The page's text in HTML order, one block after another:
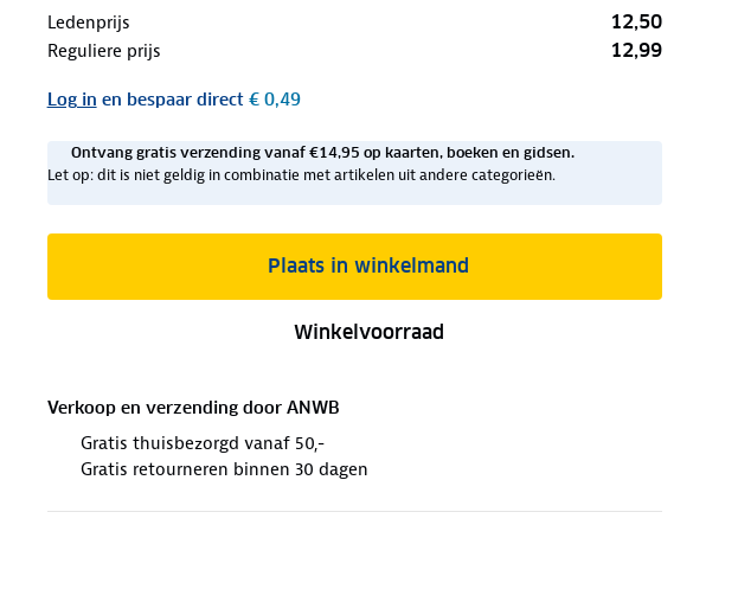
Ledenprijs 12,50
Reguliere prijs 12,99
Log in en bespaar direct€ 0,49
Ontvang gratis verzending vanaf €14,95 op kaarten, boeken en gidsen.
Let op: dit is niet geldig in combinatie met artikelen uit andere categorieën.
Plaats in winkelmand
Winkelvoorraad
Verkoop en verzending door ANWB
Gratis thuisbezorgd vanaf 50,-
Gratis retourneren binnen 30 dagen